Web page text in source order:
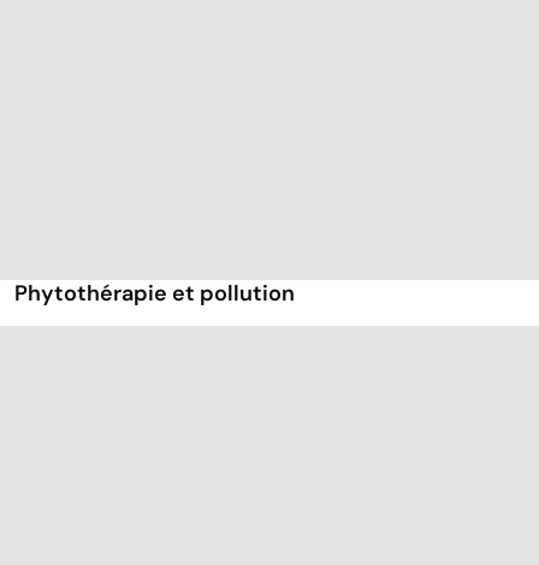
Phytothérapie et pollution